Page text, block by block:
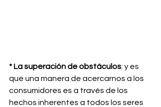
* La superación de obstáculos: y es
que una manera de acercarnos a los
consumidores es a través de los
hechos inherentes a todos los seres